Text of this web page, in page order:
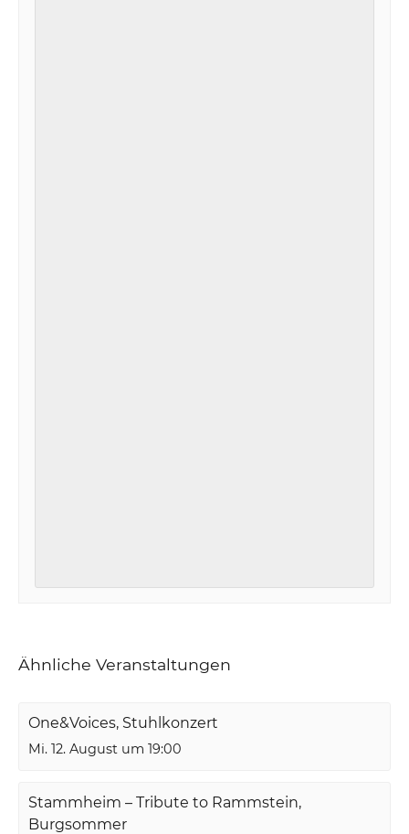
Ähnliche Veranstaltungen
One&Voices, Stuhlkonzert
Mi. 12. August um 19:00
Stammheim – Tribute to Rammstein,
Burgsommer